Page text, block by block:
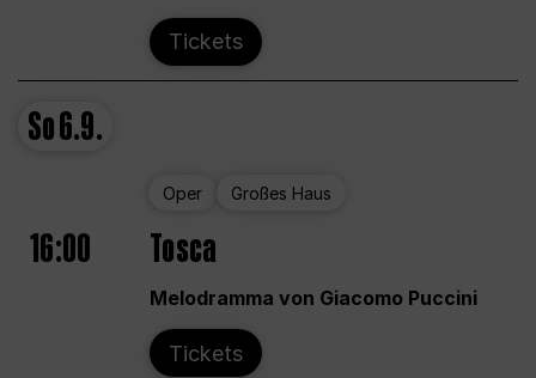
Tickets
So6.9.
Oper Großes Haus
16:00 Tosca
Melodramma von Giacomo Puccini
Tickets